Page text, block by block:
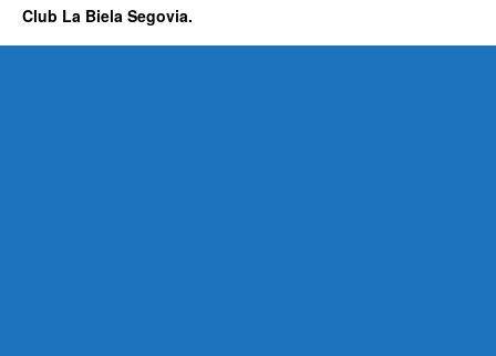
Club La Biela Segovia.